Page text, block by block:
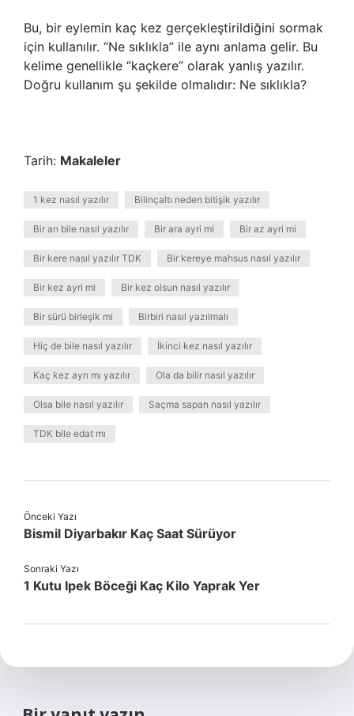
Bu, bir eylemin kaç kez gerçekleştirildiğini sormak
için kullanılır. “Ne sıklıkla” ile aynı anlama gelir. Bu
kelime genellikle “kaçkere” olarak yanlış yazılır.
Doğru kullanım şu şekilde olmalıdır: Ne sıklıkla?
Tarih: Makaleler
1 kez nasıl yazılır Bilinçaltı neden bitişik yazılır
Bir an bile nasıl yazılır Bir ara ayri mi Bir az ayri mi
Bir kere nasıl yazılır TDK Bir kereye mahsus nasıl yazılır
Bir kez ayri mi Bir kez olsun nasıl yazılır
Bir sürü birleşik mi Birbiri nasıl yazılmalı
Hiç de bile nasıl yazılır İkinci kez nasıl yazılır
Kaç kez ayrı mı yazılır Ola da bilir nasıl yazılır
Olsa bile nasıl yazılır Saçma sapan nasıl yazılır
TDK bile edat mı
Önceki Yazı
Bismil Diyarbakır Kaç Saat Sürüyor
Sonraki Yazı
1 Kutu Ipek Böceği Kaç Kilo Yaprak Yer